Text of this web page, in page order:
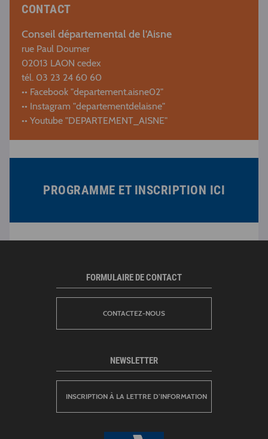
CONTACT
Conseil départemental de l'Aisne
rue Paul Doumer
02013 LAON cedex
tél. 03 23 24 60 60
•• Facebook "departement.aisne02"
•• Instagram "departementdelaisne"
•• Youtube "DEPARTEMENT_AISNE"
PROGRAMME ET INSCRIPTION ICI
FORMULAIRE DE CONTACT
CONTACTEZ-NOUS
NEWSLETTER
INSCRIPTION À LA LETTRE D’INFORMATION